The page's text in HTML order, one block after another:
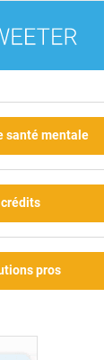
santé mentale
pros